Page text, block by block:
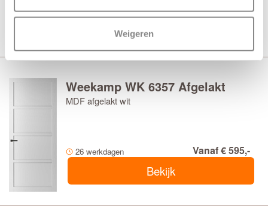
Weigeren
Bekijk
Weekamp WK 6357 Afgelakt
MDF afgelakt wit
26 werkdagen Vanaf € 595,-
Bekijk